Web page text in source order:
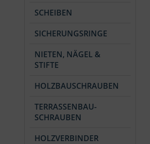
SCHEIBEN
SICHERUNGSRINGE
NIETEN, NÄGEL &
STIFTE
HOLZBAUSCHRAUBEN
TERRASSENBAU-
SCHRAUBEN
HOLZVERBINDER